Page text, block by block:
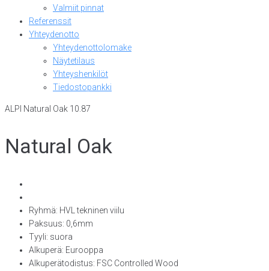
Valmiit pinnat
Referenssit
Yhteydenotto
Yhteydenottolomake
Näytetilaus
Yhteyshenkilöt
Tiedostopankki
ALPI Natural Oak 10.87
Natural Oak
Ryhmä: HVL tekninen viilu
Paksuus: 0,6mm
Tyyli: suora
Alkuperä: Eurooppa
Alkuperätodistus: FSC Controlled Wood